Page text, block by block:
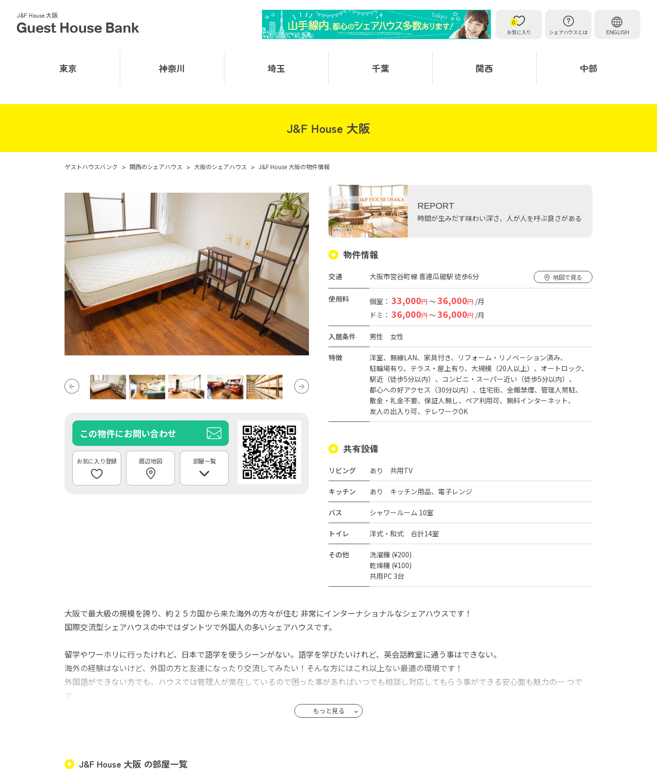
J&F House 大阪
お気に入り
0
シェアハウスとは
ENGLISH
東京 神奈川 埼玉 千葉 関西 中部
J&F House 大阪
ゲストハウスバンク > 関西のシェアハウス > 大阪のシェアハウス > J&F House 大阪の物件情報
この物件にお問い合わせ
周辺地図 部屋一覧
REPORT
時間が生みだす味わい深さ、人が人を呼ぶ良さがある
物件情報
交通 大阪市営谷町線 喜連瓜破駅 徒歩6分 地図で見る
使用料 個室： 33,000円 ～36,000円 /月
ドミ： 36,000円 ～36,000円 /月
入居条件 男性 女性
特徴 洋室 無線LAN 家具付き
リフォーム・リノベーション済み
駐輪場有り
テラス・屋上有り 大規模（20人以上）
オートロック
駅近（徒歩5分以内）
コンビニ・スーパー近い（徒歩5分以内）
都心への好アクセス（30分以内）
住宅街 全館禁煙
管理人常駐
敷金・礼金不要
保証人無し ペア利用可
無料インターネット
友人の出入り可
テレワークOK
共有設備
リビング あり 共用TV
キッチン あり キッチン用品、電子レンジ
バス シャワールーム 10室
トイレ 洋式・和式 合計14室
その他
洗濯機 (¥200)
乾燥機 (¥100)
共用PC 3台
大阪で最大級の規模を誇り、約２５カ国から来た海外の方々が住む 非常にインターナショナルなシェアハウスです！
国際交流型シェアハウスの中ではダントツで外国人の多いシェアハウスです。
留学やワーホリに行ったけれど、日本で語学を使うシーンがない。語学を学びたいけれど、英会話教室に通う事はできない。
海外の経験はないけど、外国の方と友達になったり交流してみたい！そんな方にはこれ以上ない最適の環境です！
外国語ができない方でも、ハウスでは管理人が常在しているので困った事があればいつでも相談し対応してもらう事ができる安心面も魅力の一 つで
す。
一番近くのコンビニまではなんと徒歩30 秒という近さ！
もっと見る
J&F House 大阪 の部屋一覧